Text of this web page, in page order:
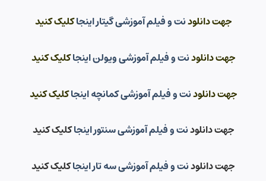
جهت دانلودنت و فیلم آموزشی گیتار اینجاکلیک کنید
جهت دانلودنت و فیلم آموزشی ویولن اینجاکلیک کنید
جهت دانلودنت و فیلم آموزشی کمانچه اینجاکلیک کنید
جهت دانلودنت و فیلم آموزشی سنتور اینجاکلیک کنید
جهت دانلودنت و فیلم آموزشی سه تار اینجاکلیک کنید